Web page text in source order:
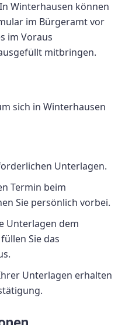
Winterhausen können
im Bürgeramt vor
im Voraus
mitbringen.
sich in Winterhausen
Unterlagen.
Termin beim
Sie persönlich vorbei.
Unterlagen dem
Sie das
Unterlagen erhalten